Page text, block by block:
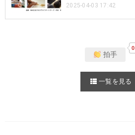
2025-04-03 17:42
拍手
0
一覧を見る